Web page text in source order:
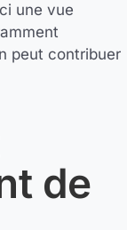
une vue
peut contribuer
de